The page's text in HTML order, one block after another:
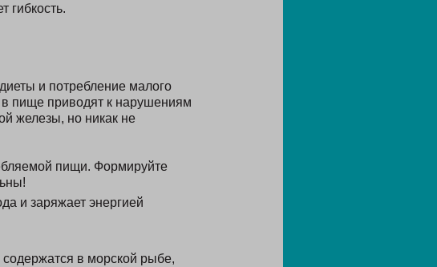
гибкость.
и потребление малого
пище приводят к нарушениям
железы, но никак не
пищи. Формируйте
и заряжает энергией
в морской рыбе,